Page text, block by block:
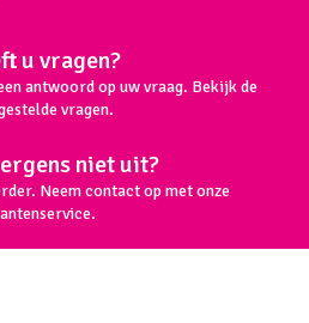
u vragen?
antwoord op uw vraag. Bekijk de
vragen.
niet uit?
Neem contact op met onze